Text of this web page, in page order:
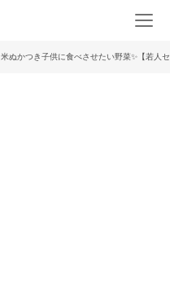
米ぬかつき子供に食べさせたい野菜✨【若人セ